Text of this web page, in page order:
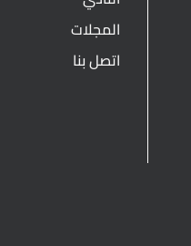
المجلات
اتصل بنا